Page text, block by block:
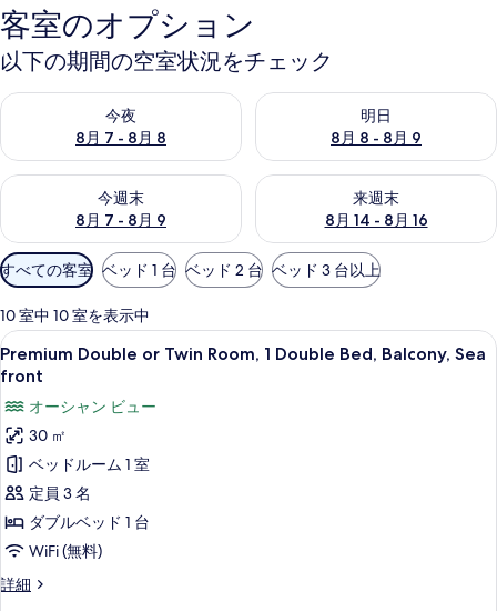
客室のオプション
以下の期間の空室状況をチェック
今夜
8月 7 - 8月 8
今夜 8月 7 - 8月 8 の空室状況をチェック
明日
8月 8 - 8月 9
明日 8月 8 - 8月 9 の空室状況
今週末
8月 7 - 8月 9
今週末 8月 7 - 8月 9 の空室状況をチェック
来週末
8月 14 - 8月 16
来週末 8月 14 - 8月 16 の空室
利
用
可
能
な
客
室
の
絞
り
込
み
条
件
すべての客室 ベッド 1 台 ベッド 2 台 ベッド 3 台以上
10 室中 10 室を表示中
Premium
Double
Twin
Room,
Double
Bed,
Balcony,
Sea
front
Premium Double or Twin Room, 1
8
Premium Double or Twin Room, 1 Double Bed, Balcony, Sea
front
オーシャン ビュー
30 ㎡
ベッドルーム 1 室
定員 3 名
ダブルベッド 1 台
WiFi (無料)
詳細
Premium